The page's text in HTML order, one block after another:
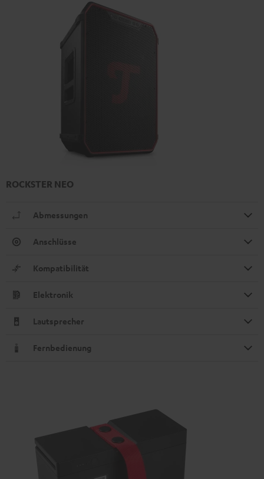
ROCKSTER NEO
Abmessungen
Anschlüsse
Kompatibilität
Elektronik
Lautsprecher
Fernbedienung